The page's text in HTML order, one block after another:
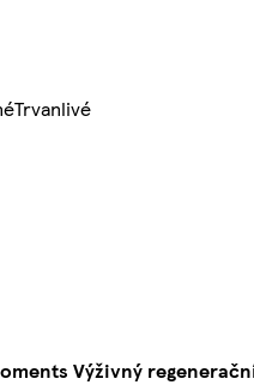
Trvanlivé
Výživný